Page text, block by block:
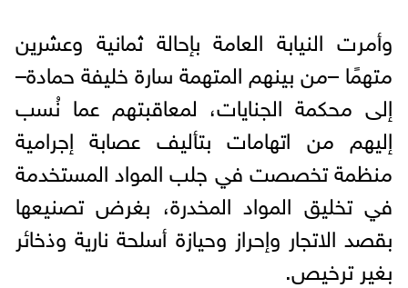
وأمرت النيابة العامة بإحالة ثمانية وعشرين
متهمًا –من بينهم المتهمة سارة خليفة حمادة–
إلى محكمة الجنايات، لمعاقبتهم عما نُسب
إليهم من اتهامات بتأليف عصابة إجرامية
منظمة تخصصت في جلب المواد المستخدمة
في تخليق المواد المخدرة، بغرض تصنيعها
بقصد الاتجار وإحراز وحيازة أسلحة نارية وذخائر
بغير ترخيص.